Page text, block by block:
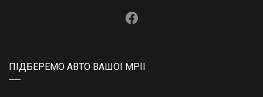
ПІДБЕРЕМО АВТО ВАШОЇ МРІЇ